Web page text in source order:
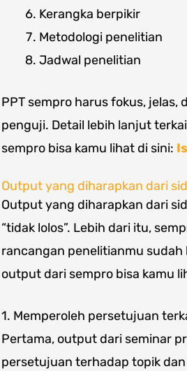
Kerangka berpikir
Metodologi penelitian
Jadwal penelitian
PPT sempro harus fokus,
penguji. Detail lebih lanjut
sempro bisa kamu lihat di sini:
Output yang diharapkan dari
Output yang diharapkan dari
“tidak lolos”. Lebih dari itu,
rancangan penelitianmu
output dari sempro bisa kamu
1. Memperoleh persetujuan
Pertama, output dari seminar
persetujuan terhadap topik